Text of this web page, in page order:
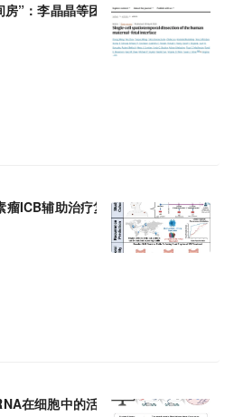
”：李晶晶等团队研究发布人类母胎
瘤ICB辅助治疗复发——跨区域“微生物
在细胞中的活性